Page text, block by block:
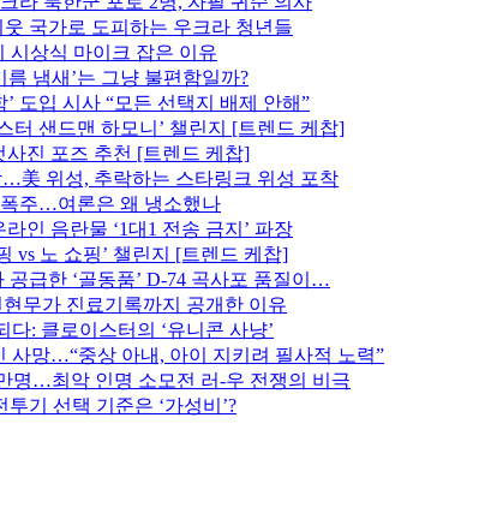
국가로 도피하는 우크라 청년들
상식 마이크 잡은 이유
냄새’는 그냥 불편함일까?
도입 시사 “모든 선택지 배제 안해”
터 샌드맨 하모니’ 챌린지 [트렌드 케찹]
사진 포즈 추천 [트렌드 케찹]
…美 위성, 추락하는 스타링크 위성 포착
폭주…여론은 왜 냉소했나
인 음란물 ‘1대1 전송 금지’ 파장
vs 노 쇼핑’ 챌린지 [트렌드 케찹]
공급한 ‘골동품’ D-74 곡사포 품질이…
무가 진료기록까지 공개한 이유
: 클로이스터의 ‘유니콘 사냥’
사망…“중상 아내, 아이 지키려 필사적 노력”
명…최악 인명 소모전 러-우 전쟁의 비극
기 선택 기준은 ‘가성비’?